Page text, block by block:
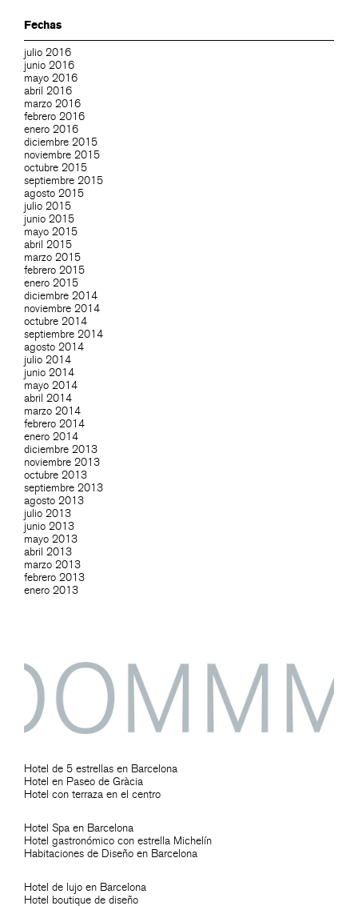
Fechas
julio 2016
junio 2016
mayo 2016
abril 2016
marzo 2016
febrero 2016
enero 2016
diciembre 2015
noviembre 2015
octubre 2015
septiembre 2015
agosto 2015
julio 2015
junio 2015
mayo 2015
abril 2015
marzo 2015
febrero 2015
enero 2015
diciembre 2014
noviembre 2014
octubre 2014
septiembre 2014
agosto 2014
julio 2014
junio 2014
mayo 2014
abril 2014
marzo 2014
febrero 2014
enero 2014
diciembre 2013
noviembre 2013
octubre 2013
septiembre 2013
agosto 2013
julio 2013
junio 2013
mayo 2013
abril 2013
marzo 2013
febrero 2013
enero 2013
Hotel de 5 estrellas en Barcelona
Hotel en Paseo de Gràcia
Hotel con terraza en el centro
Hotel Spa en Barcelona
Hotel gastronómico con estrella Michelín
Habitaciones de Diseño en Barcelona
Hotel de lujo en Barcelona
Hotel boutique de diseño